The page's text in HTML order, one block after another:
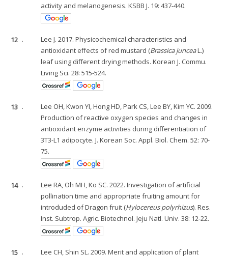
activity and melanogenesis. KSBB J. 19: 437-440.
12 .
Lee J. 2017. Physicochemical characteristics and
antioxidant effects of red mustard (Brassica junceaL.)
leaf using different drying methods. Korean J. Commu.
Living Sci. 28: 515-524.
13 .
Lee OH, Kwon YI, Hong HD, Park CS, Lee BY, Kim YC. 2009.
Production of reactive oxygen species and changes in
antioxidant enzyme activities during differentiation of
3T3-L1 adipocyte. J. Korean Soc. Appl. Biol. Chem. 52: 70-
75.
14 .
Lee RA, Oh MH, Ko SC. 2022. Investigation of artificial
pollination time and appropriate fruiting amount for
introduded of Dragon fruit (Hylocereus polyrhizus). Res.
Inst. Subtrop. Agric. Biotechnol. Jeju Natl. Univ. 38: 12-22.
15 .
Lee CH, Shin SL. 2009. Merit and application of plant